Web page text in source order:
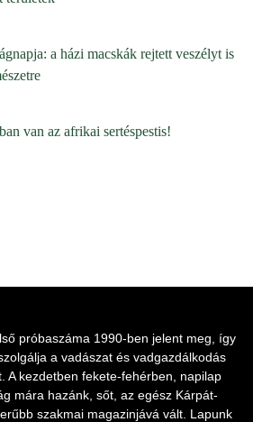
a házi macskák rejtett veszélyt is
van az afrikai sertéspestis!
próbaszáma 1990-ben jelent meg, így
a vadászat és vadgazdálkodás
A kezdetben fekete-fehérben, napilap
mára hazánk, sőt, az egész Kárpát-
szakmai magazinjává vált. Lapunk